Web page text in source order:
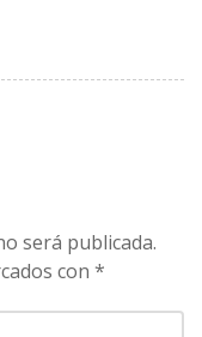
será publicada.
con *